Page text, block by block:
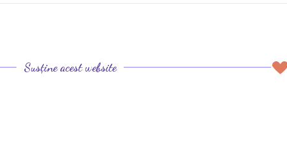
Susține acest website